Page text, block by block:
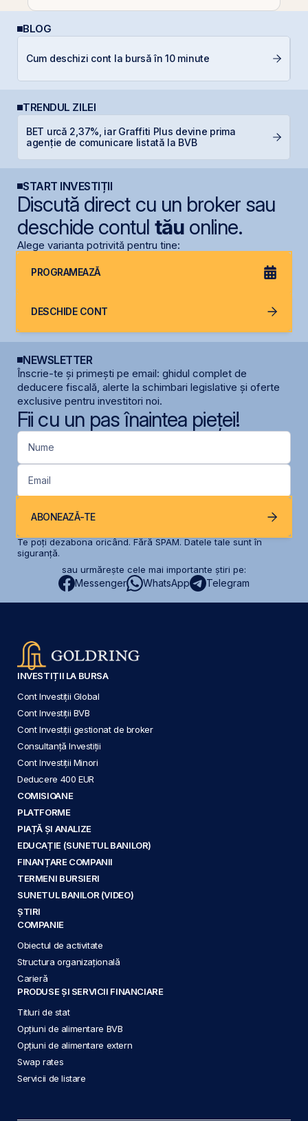
BLOG
Cum deschizi cont la bursă în 10 minute
TRENDUL ZILEI
BET urcă 2,37%, iar Graffiti Plus devine prima
agenție de comunicare listată la BVB
START INVESTIȚII
Discută direct cu un broker sau
deschide contul tăuonline.
Alege varianta potrivită pentru tine:
PROGRAMEAZĂ
DESCHIDE CONT
NEWSLETTER
Înscrie-te și primești pe email: ghidul complet de
deducere fiscală, alerte la schimbari legislative și oferte
exclusive pentru investitori noi.
Fii cu un pas înaintea pieței!
Nume
Email
ABONEAZĂ-TE
Te poți dezabona oricând. Fără SPAM. Datele tale sunt în
siguranță.
sau urmărește cele mai importante știri pe:
Messenger WhatsApp Telegram
INVESTIȚII LA BURSA
Cont Investiții Global
Cont Investiții BVB
Cont Investiții gestionat de broker
Consultanță Investiții
Cont Investiții Minori
Deducere 400 EUR
COMISIOANE
PLATFORME
PIAȚĂ ȘI ANALIZE
EDUCAȚIE (SUNETUL BANILOR)
FINANȚARE COMPANII
TERMENI BURSIERI
SUNETUL BANILOR (VIDEO)
ȘTIRI
COMPANIE
Obiectul de activitate
Structura organizațională
Carieră
PRODUSE ȘI SERVICII FINANCIARE
Titluri de stat
Opțiuni de alimentare BVB
Opțiuni de alimentare extern
Swap rates
Servicii de listare